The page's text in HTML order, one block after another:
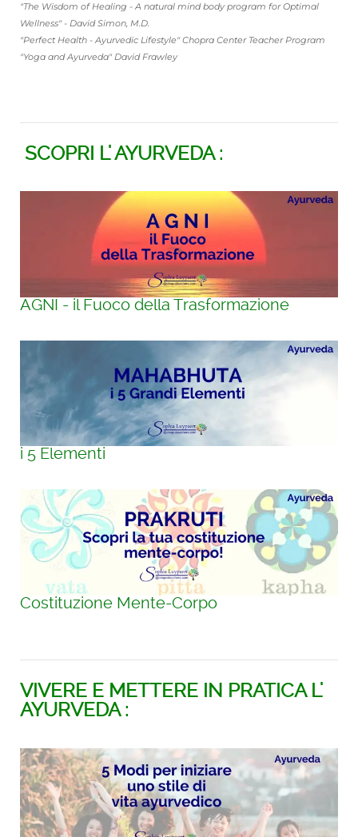
"The Wisdom of Healing - A natural mind body program for Optimal
Wellness" - David Simon, M.D.
"Perfect Health - Ayurvedic Lifestyle" Chopra Center Teacher Program
"Yoga and Ayurveda" David Frawley
SCOPRI L' AYURVEDA :
AGNI - il Fuoco della Trasformazione
i 5 Elementi
Costituzione Mente-Corpo
VIVERE E METTERE IN PRATICA L'
AYURVEDA :